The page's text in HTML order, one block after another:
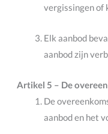
vergissingen of
Elk aanbod
aanbod zijn
Artikel 5 – De
De
aanbod en het